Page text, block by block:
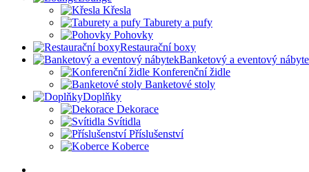
Křesla
Taburety a pufy
Pohovky
Restaurační boxy
Banketový a eventový
Konferenční židle
Banketové stoly
Doplňky
Dekorace
Svítidla
Příslušenství
Koberce